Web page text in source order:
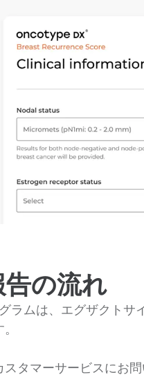
の流れ
ラムは、エグザクトサ
タマーサービスにお問